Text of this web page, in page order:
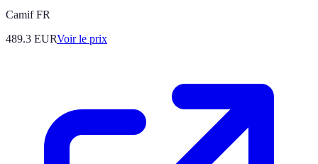
Camif FR
489.3 EURVoir le prix